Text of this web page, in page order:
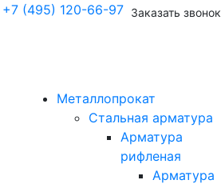
+7 (495) 120-66-97 Заказать звонок
Металлопрокат
Стальная арматура
Арматура
рифленая
Арматура